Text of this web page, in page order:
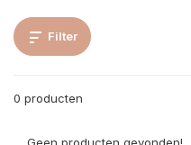
Filter
0 producten